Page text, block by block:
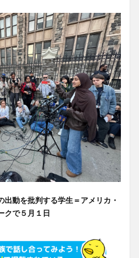
動を批判する学生＝アメリカ・
クで５月１日